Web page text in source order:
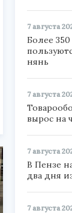
7 августа
Более
нянь
7 августа
вырос на
7 августа
В Пензе
два дня
7 августа